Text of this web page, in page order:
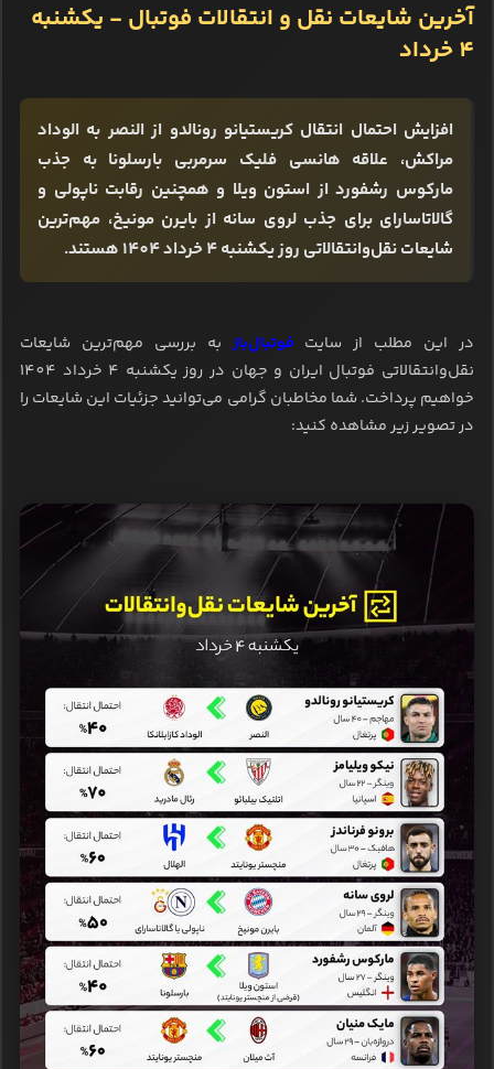
آخرین شایعات نقل و انتقالات فوتبال - یکشنبه
4 خرداد
افزایش احتمال انتقال کریستیانو رونالدو از النصر به الوداد
مراکش، علاقه هانسی فلیک سرمربی بارسلونا به جذب
مارکوس رشفورد از استون ویلا و همچنین رقابت ناپولی و
گالاتاسارای برای جذب لروی سانه از بایرن مونیخ، مهم‌ترین
شایعات نقل‌وانتقالاتی روز یکشنبه 4 خرداد 1404 هستند.
در این مطلب از سایت فوتبال‌باز به بررسی مهم‌ترین شایعات
نقل‌وانتقالاتی فوتبال ایران و جهان در روز یکشنبه 4 خرداد 1404
خواهیم پرداخت. شما مخاطبان گرامی می‌توانید جزئیات این شایعات را
در تصویر زیر مشاهده کنید: